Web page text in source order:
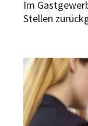
Im
Stellen